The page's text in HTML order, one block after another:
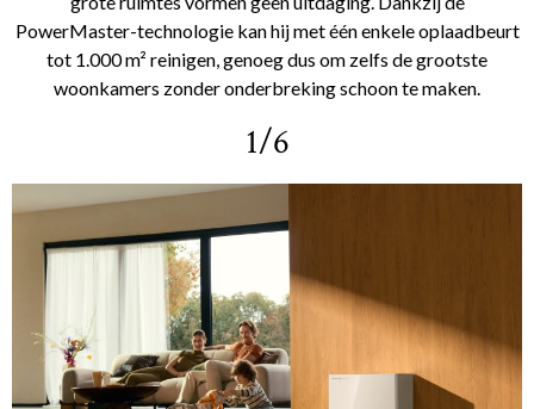
PowerMaster-technologie kan hij met één enkele oplaadbeurt
tot 1.000 m² reinigen, genoeg dus om zelfs de grootste
woonkamers zonder onderbreking schoon te maken.
1/6